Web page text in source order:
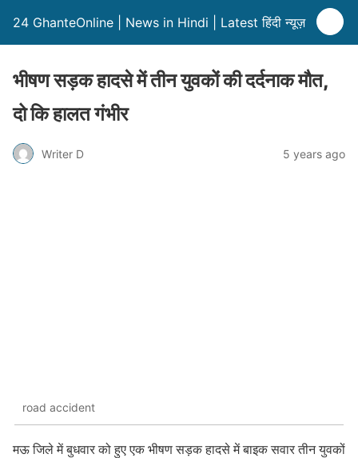
24 GhanteOnline | News in Hindi | Latest हिंदी न्यूज़
भीषण सड़क हादसे में तीन युवकों की दर्दनाक मौत,
दो कि हालत गंभीर
Writer D 5 years ago
road accident
मऊ जिले में बुधवार को हुए एक भीषण सड़क हादसे में बाइक सवार तीन युवकों